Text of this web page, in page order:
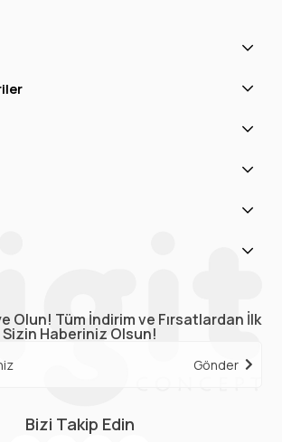
Olun! Tüm İndirim ve Fırsatlardan İlk
Sizin Haberiniz Olsun!
Gönder
Bizi Takip Edin